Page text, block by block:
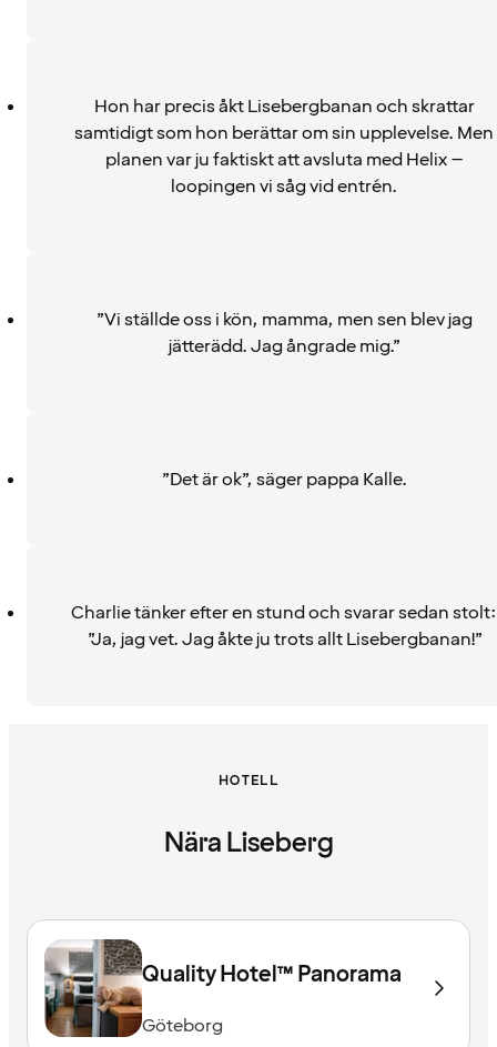
Hon har precis åkt Lisebergbanan och skrattar
samtidigt som hon berättar om sin upplevelse. Men
planen var ju faktiskt att avsluta med Helix –
loopingen vi såg vid entrén.
”Vi ställde oss i kön, mamma, men sen blev jag
jätterädd. Jag ångrade mig.”
”Det är ok”, säger pappa Kalle.
Charlie tänker efter en stund och svarar sedan stolt:
”Ja, jag vet. Jag åkte ju trots allt Lisebergbanan!”
HOTELL
Nära Liseberg
Quality Hotel™ Panorama
Göteborg